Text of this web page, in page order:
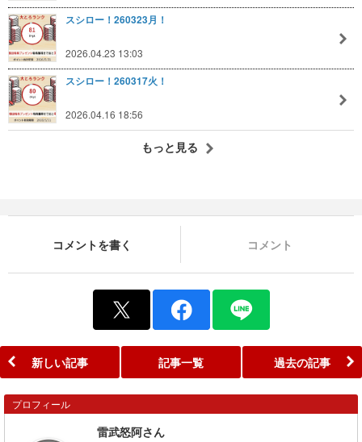
スシロー！260323月！
2026.04.23 13:03
スシロー！260317火！
2026.04.16 18:56
もっと見る
コメントを書く コメント
新しい記事 記事一覧 過去の記事
プロフィール
雷武怒阿さん